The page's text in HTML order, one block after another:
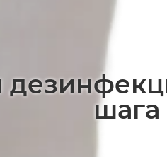
шага